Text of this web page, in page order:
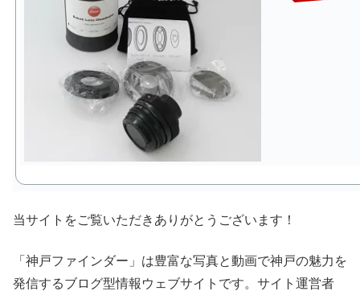
当サイトをご覧いただきありがとうございます！
「神戸ファインダー」は豊富な写真と動画で神戸の魅力を
発信するブログ型情報ウェブサイトです。サイト運営者